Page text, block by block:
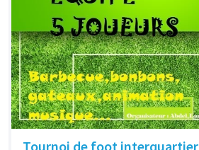
Tournoi de foot interquartier